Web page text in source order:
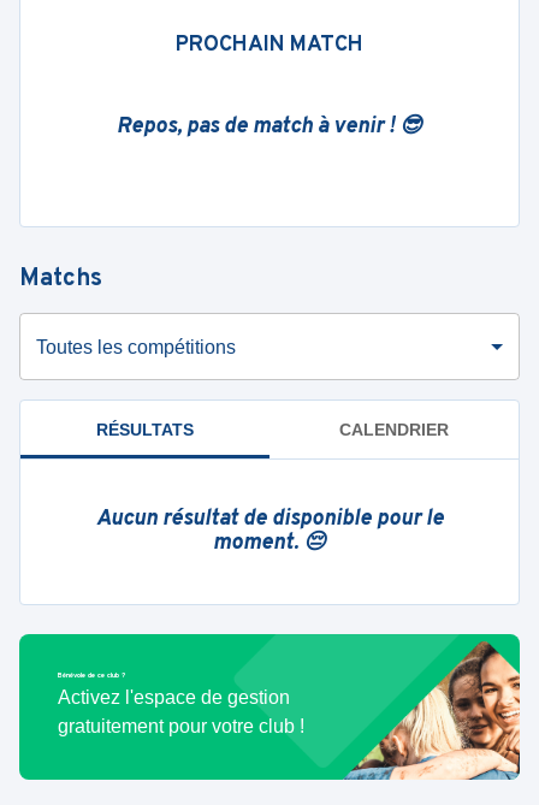
PROCHAIN MATCH
Repos, pas de match à venir ! 😎
Matchs
Toutes les compétitions
RÉSULTATS CALENDRIER
Aucun résultat de disponible pour le
moment. 😔
Bénévole de ce club ?
Activez l'espace de gestion
gratuitement pour votre club !